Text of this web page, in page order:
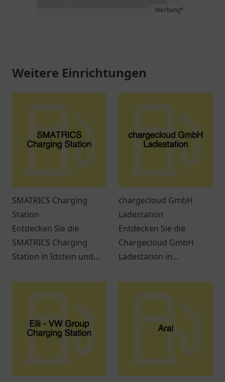
Werbung*
Weitere Einrichtungen
SMATRICS Charging
Station
Entdecken Sie die
SMATRICS Charging
Station in Idstein und
Ladeoptionen für
chargecloud GmbH
Ladestation
Entdecken Sie die
Chargecloud GmbH
Ladestation in
komfortable Anlaufstelle